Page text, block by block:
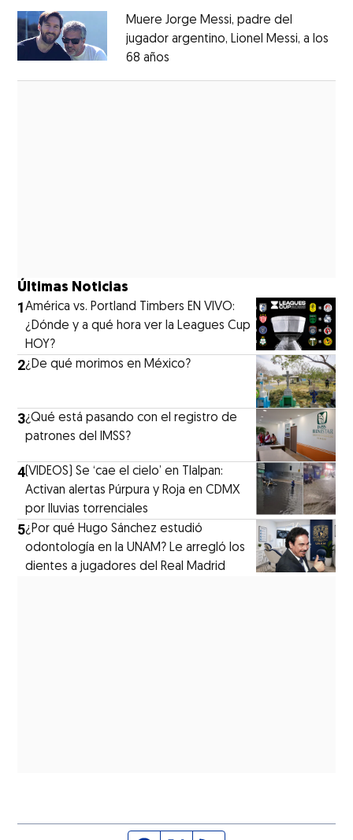
Muere Jorge Messi, padre del
jugador argentino, Lionel Messi, a los
68 años
Últimas Noticias
1América vs. Portland Timbers EN VIVO:
¿Dónde y a qué hora ver la Leagues Cup
HOY?
2¿De qué morimos en México?
3¿Qué está pasando con el registro de
patrones del IMSS?
4 (VIDEOS) Se ‘cae el cielo’ en Tlalpan:
Activan alertas Púrpura y Roja en CDMX
por lluvias torrenciales
5¿Por qué Hugo Sánchez estudió
odontología en la UNAM? Le arregló los
dientes a jugadores del Real Madrid